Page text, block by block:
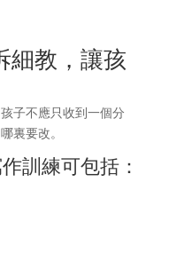
細教，讓孩
子不應只收到一個分
裏要改。
訓練可包括：